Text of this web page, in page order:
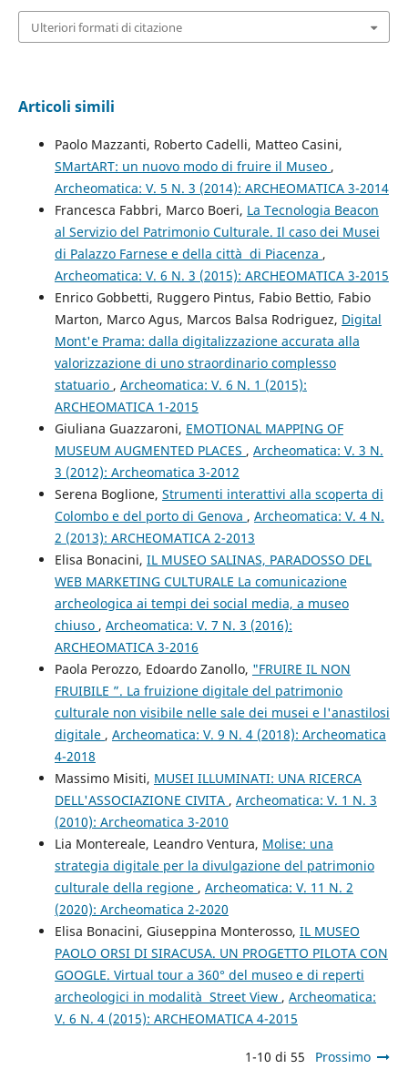
Ulteriori formati di citazione
Articoli simili
Paolo Mazzanti, Roberto Cadelli, Matteo Casini,
SMartART: un nuovo modo di fruire il Museo ,
Archeomatica: V. 5 N. 3 (2014): ARCHEOMATICA 3-2014
Francesca Fabbri, Marco Boeri, La Tecnologia Beacon
al Servizio del Patrimonio Culturale. Il caso dei Musei
di Palazzo Farnese e della città di Piacenza ,
Archeomatica: V. 6 N. 3 (2015): ARCHEOMATICA 3-2015
Enrico Gobbetti, Ruggero Pintus, Fabio Bettio, Fabio
Marton, Marco Agus, Marcos Balsa Rodriguez, Digital
Mont'e Prama: dalla digitalizzazione accurata alla
valorizzazione di uno straordinario complesso
statuario , Archeomatica: V. 6 N. 1 (2015):
ARCHEOMATICA 1-2015
Giuliana Guazzaroni, EMOTIONAL MAPPING OF
MUSEUM AUGMENTED PLACES , Archeomatica: V. 3 N.
3 (2012): Archeomatica 3-2012
Serena Boglione, Strumenti interattivi alla scoperta di
Colombo e del porto di Genova , Archeomatica: V. 4 N.
2 (2013): ARCHEOMATICA 2-2013
Elisa Bonacini, IL MUSEO SALINAS, PARADOSSO DEL
WEB MARKETING CULTURALE La comunicazione
archeologica ai tempi dei social media, a museo
chiuso , Archeomatica: V. 7 N. 3 (2016):
ARCHEOMATICA 3-2016
Paola Perozzo, Edoardo Zanollo, "FRUIRE IL NON
FRUIBILE ”. La fruizione digitale del patrimonio
culturale non visibile nelle sale dei musei e l'anastilosi
digitale , Archeomatica: V. 9 N. 4 (2018): Archeomatica
4-2018
Massimo Misiti, MUSEI ILLUMINATI: UNA RICERCA
DELL'ASSOCIAZIONE CIVITA , Archeomatica: V. 1 N. 3
(2010): Archeomatica 3-2010
Lia Montereale, Leandro Ventura, Molise: una
strategia digitale per la divulgazione del patrimonio
culturale della regione , Archeomatica: V. 11 N. 2
(2020): Archeomatica 2-2020
Elisa Bonacini, Giuseppina Monterosso, IL MUSEO
PAOLO ORSI DI SIRACUSA. UN PROGETTO PILOTA CON
GOOGLE. Virtual tour a 360° del museo e di reperti
archeologici in modalità Street View , Archeomatica:
V. 6 N. 4 (2015): ARCHEOMATICA 4-2015
1-10 di 55 Prossimo